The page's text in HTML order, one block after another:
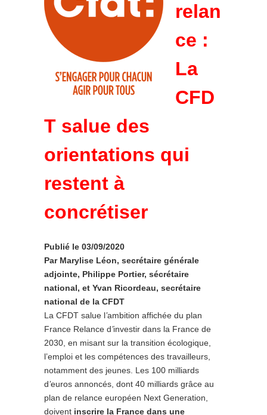
relan
ce :
La
CFD
T salue des
orientations qui
restent à
concrétiser
Publié le 03/09/2020
Par Marylise Léon, secrétaire générale
adjointe, Philippe Portier, sécrétaire
national, et Yvan Ricordeau, secrétaire
national de la CFDT
La CFDT salue l’ambition affichée du plan
France Relance d’investir dans la France de
2030, en misant sur la transition écologique,
l’emploi et les compétences des travailleurs,
notamment des jeunes. Les 100 milliards
d’euros annoncés, dont 40 milliards grâce au
plan de relance européen Next Generation,
doivent inscrire la France dans une